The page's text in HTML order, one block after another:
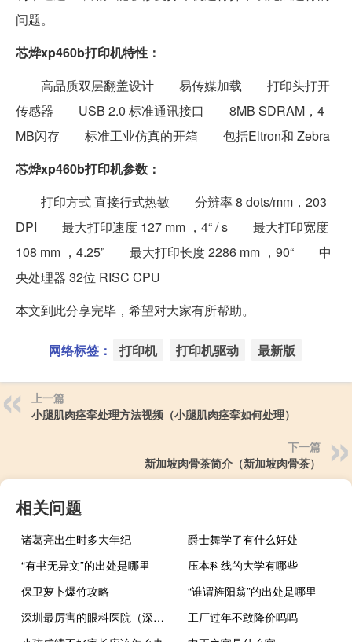
问题。
芯烨xp460b打印机特性：
高品质双层翻盖设计 易传媒加载 打印头打开
传感器 USB 2.0 标准通讯接口 8MB SDRAM，4
MB闪存 标准工业仿真的开箱 包括Eltron和 Zebra
芯烨xp460b打印机参数：
打印方式 直接行式热敏 分辨率 8 dots/mm，203
DPI 最大打印速度 127 mm ，4“ / s 最大打印宽度
108 mm ，4.25” 最大打印长度 2286 mm ，90“ 中
央处理器 32位 RISC CPU
本文到此分享完毕，希望对大家有所帮助。
网络标签： 打印机 打印机驱动 最新版
上一篇
小腿肌肉痉挛处理方法视频（小腿肌肉痉挛如何处理）
下一篇
新加坡肉骨茶简介（新加坡肉骨茶）
相关问题
诸葛亮出生时多大年纪
爵士舞学了有什么好处
“有书无异文”的出处是哪里
压本科线的大学有哪些
保卫萝卜爆竹攻略
“谁谓旌阳翁”的出处是哪里
深圳最厉害的眼科医院（深圳近视眼科最好的医院排名）
工厂过年不敢降价吗吗